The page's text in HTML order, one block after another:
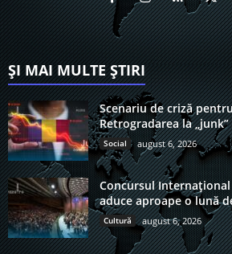
ȘI MAI MULTE ȘTIRI
Scenariu de criză
Retrogradarea la
Social august 6, 2026
Concursul Internațional
aduce aproape o lună
Cultură august 6, 2026